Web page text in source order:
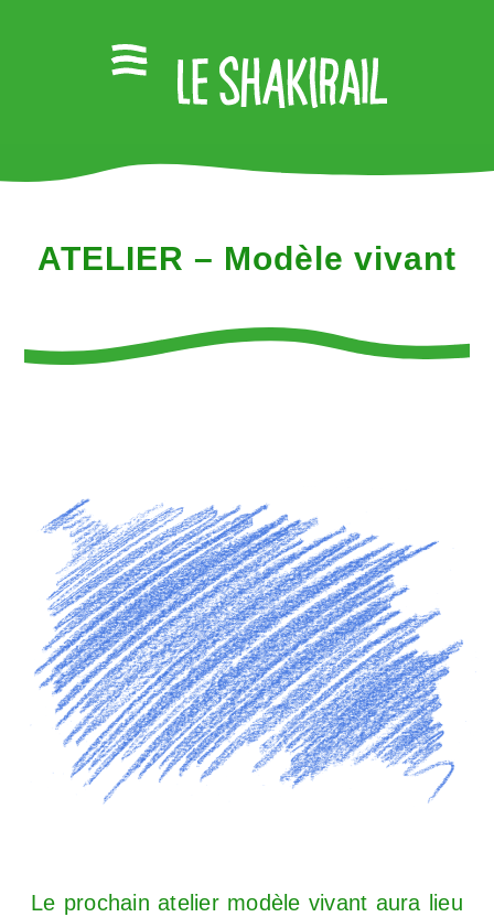
ATELIER – Modèle vivant
Le prochain atelier modèle vivant aura lieu